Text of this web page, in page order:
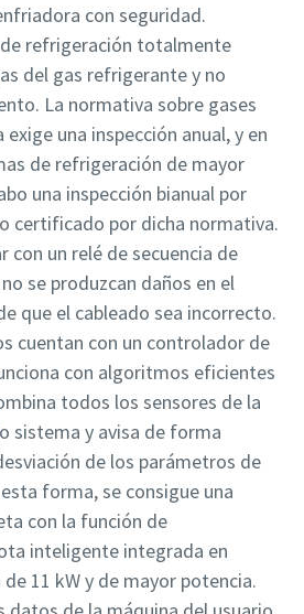
con seguridad.
refrigeración totalmente
del gas refrigerante y no
La normativa sobre gases
una inspección anual, y en
de refrigeración de mayor
una inspección bianual por
certificado por dicha normativa.
un relé de secuencia de
se produzcan daños en el
que el cableado sea incorrecto.
cuentan con un controlador de
con algoritmos eficientes
todos los sensores de la
sistema y avisa de forma
de los parámetros de
forma, se consigue una
con la función de
inteligente integrada en
11 kW y de mayor potencia.